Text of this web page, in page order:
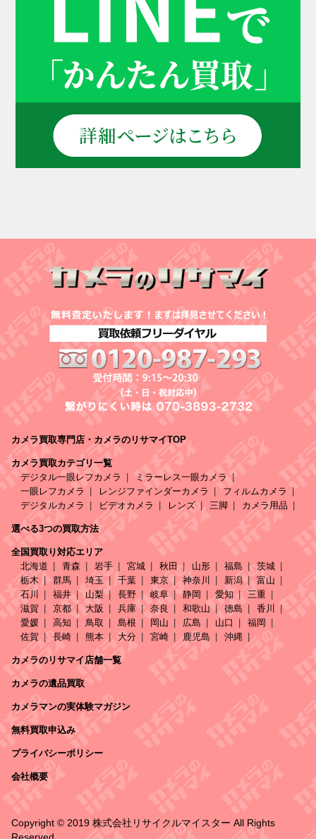
カメラ買取専門店・カメラのリサマイTOP
カメラ買取カテゴリ一覧
デジタル一眼レフカメラ
ミラーレス一眼カメラ
一眼レフカメラ
レンジファインダーカメラ
フィルムカメラ
デジタルカメラ
ビデオカメラ レンズ 三脚 カメラ用品
選べる3つの買取方法
全国買取り対応エリア
北海道
青森 岩手 宮城 秋田 山形 福島
茨城
栃木
群馬 埼玉 千葉 東京 神奈川 新潟
富山
石川
福井 山梨 長野 岐阜 静岡 愛知
三重
滋賀
京都 大阪 兵庫 奈良 和歌山 徳島
香川
愛媛
高知 鳥取 島根 岡山 広島 山口
福岡
佐賀
長崎 熊本 大分 宮崎 鹿児島 沖縄
カメラのリサマイ店舗一覧
カメラの遺品買取
カメラマンの実体験マガジン
無料買取申込み
プライバシーポリシー
会社概要
Copyright © 2019 株式会社リサイクルマイスター All Rights